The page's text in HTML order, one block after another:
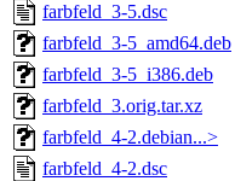
farbfeld_3-5.dsc
farbfeld_3-5_amd64.deb
farbfeld_3-5_i386.deb
farbfeld_3.orig.tar.xz
farbfeld_4-2.debian...>
farbfeld_4-2.dsc